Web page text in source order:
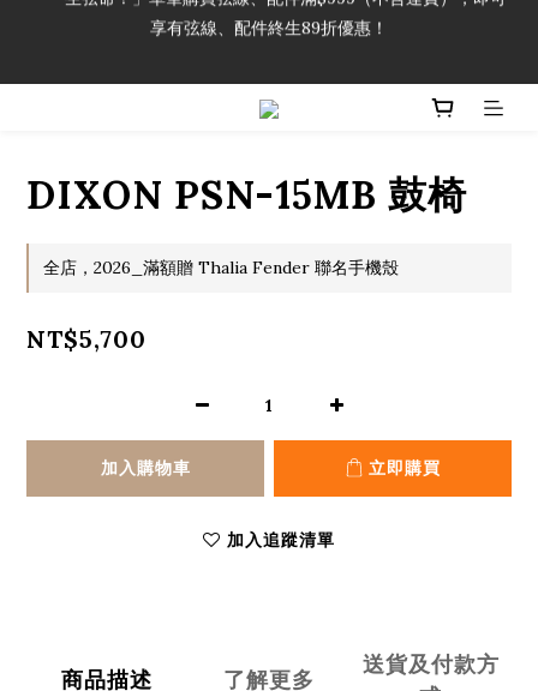
「一生弦命！」單筆購買弦線、配件滿$999（不含運費），即可
享有弦線、配件終生89折優惠！
加入會員即領2000元購物金。 加入購物車查看更多折扣！
享有弦線、配件終生89折優惠！
DIXON PSN-15MB 鼓椅
全店，2026_滿額贈 Thalia Fender 聯名手機殼
NT$5,700
加入購物車 立即購買
加入追蹤清單
商品描述 了解更多
送貨及付款方